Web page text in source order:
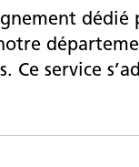
Ce service